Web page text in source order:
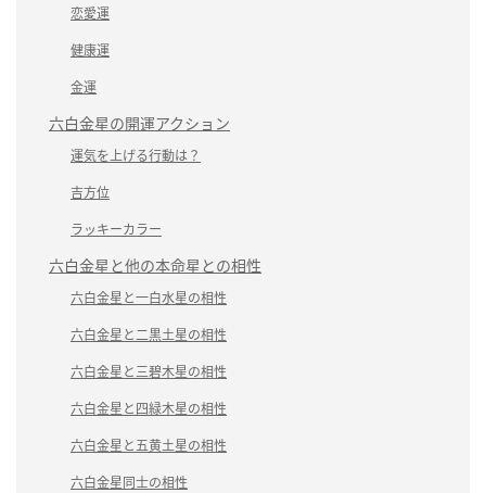
恋愛運
健康運
金運
六白金星の開運アクション
運気を上げる行動は？
吉方位
ラッキーカラー
六白金星と他の本命星との相性
六白金星と一白水星の相性
六白金星と二黒土星の相性
六白金星と三碧木星の相性
六白金星と四緑木星の相性
六白金星と五黄土星の相性
六白金星同士の相性